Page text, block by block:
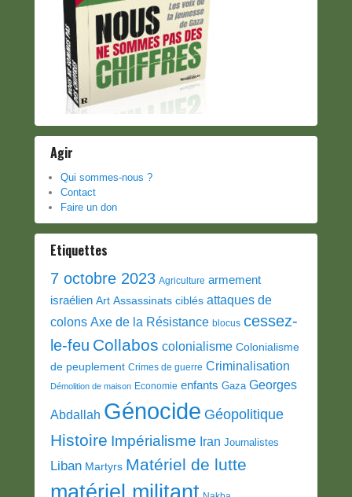
Agir
Qui sommes-nous ?
Contact
Faire un don
Etiquettes
7 octobre 2023 Agriculture armement
israélien Art Assassinats ciblés attaques de
colons Axe de la Résistance blocus cessez-
le-feu Collabos colonialisme Colonialisme
de peuplement Crimes de guerre Criminalisation
Démolition de maison Economie enfants Gaza Georges
Abdallah Génocide Géopolitique
Histoire Impérialisme Iran Journalistes
Liban Martyrs Matériel de lutte
matériel militant